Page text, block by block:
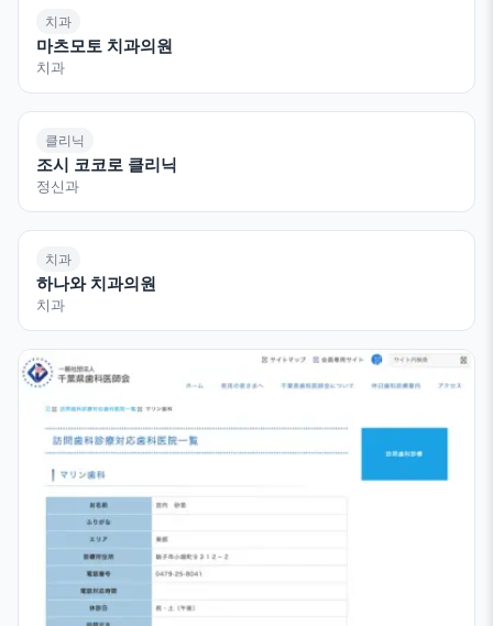
치과
마츠모토 치과의원
치과
클리닉
조시 코코로 클리닉
정신과
치과
하나와 치과의원
치과